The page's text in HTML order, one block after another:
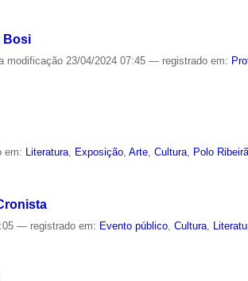
Bosi
modificação 23/04/2024 07:45— registrado em:
em: Literatura, Exposição,Arte,Cultura, Polo
— registrado em: Evento público ,Cultura